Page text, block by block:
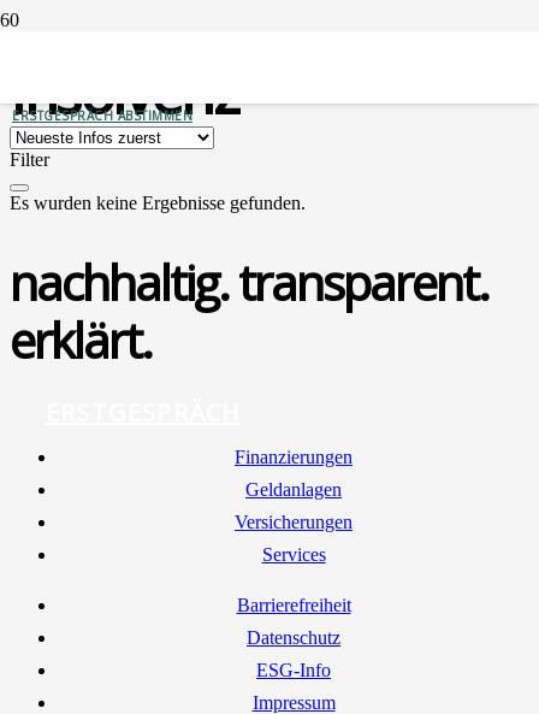
ERSTGESPRÄCH ABSTIMMEN
Insolvenz
Filter
Es wurden keine Ergebnisse gefunden.
nachhaltig. transparent.
erklärt.
Finan­zie­run­gen
Geld­an­la­gen
Ver­si­che­run­gen
Ser­vices
Bar­rie­re­frei­heit
Daten­schutz
ESG-Info
Impres­sum